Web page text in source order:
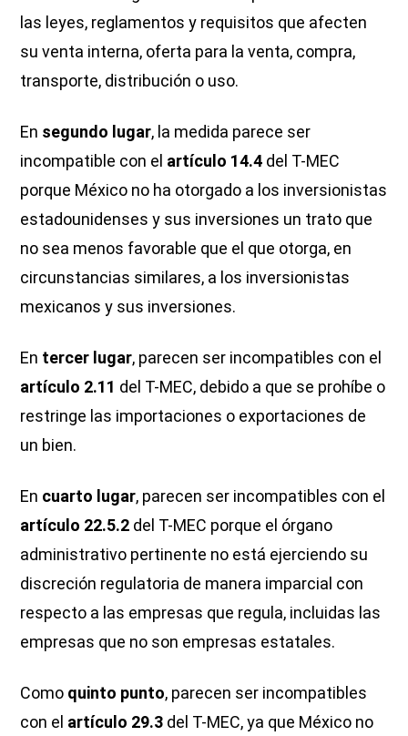
las leyes, reglamentos y requisitos que afecten
su venta interna, oferta para la venta, compra,
transporte, distribución o uso.
En segundo lugar, la medida parece ser
incompatible con el artículo 14.4 del T-MEC
porque México no ha otorgado a los inversionistas
estadounidenses y sus inversiones un trato que
no sea menos favorable que el que otorga, en
circunstancias similares, a los inversionistas
mexicanos y sus inversiones.
En tercer lugar, parecen ser incompatibles con el
artículo 2.11 del T-MEC, debido a que se prohíbe o
restringe las importaciones o exportaciones de
un bien.
En cuarto lugar, parecen ser incompatibles con el
artículo 22.5.2 del T-MEC porque el órgano
administrativo pertinente no está ejerciendo su
discreción regulatoria de manera imparcial con
respecto a las empresas que regula, incluidas las
empresas que no son empresas estatales.
Como quinto punto, parecen ser incompatibles
con el artículo 29.3 del T-MEC, ya que México no